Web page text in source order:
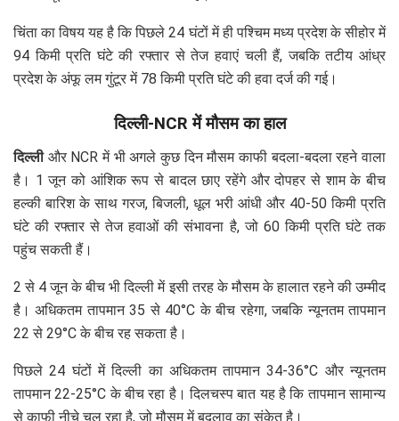
चिंता का विषय यह है कि पिछले 24 घंटों में ही पश्चिम मध्य प्रदेश के सीहोर में
94 किमी प्रति घंटे की रफ्तार से तेज हवाएं चली हैं, जबकि तटीय आंध्र
प्रदेश के अंफू लम गुंटूर में 78 किमी प्रति घंटे की हवा दर्ज की गई।
दिल्ली-NCR में मौसम का हाल
दिल्लीऔर NCR में भी अगले कुछ दिन मौसम काफी बदला-बदला रहने वाला
है। 1 जून को आंशिक रूप से बादल छाए रहेंगे और दोपहर से शाम के बीच
हल्की बारिश के साथ गरज, बिजली, धूल भरी आंधी और 40-50 किमी प्रति
घंटे की रफ्तार से तेज हवाओं की संभावना है, जो 60 किमी प्रति घंटे तक
पहुंच सकती हैं।
2 से 4 जून के बीच भी दिल्ली में इसी तरह के मौसम के हालात रहने की उम्मीद
है। अधिकतम तापमान 35 से 40°C के बीच रहेगा, जबकि न्यूनतम तापमान
22 से 29°C के बीच रह सकता है।
पिछले 24 घंटों में दिल्ली का अधिकतम तापमान 34-36°C और न्यूनतम
तापमान 22-25°C के बीच रहा है। दिलचस्प बात यह है कि तापमान सामान्य
से काफी नीचे चल रहा है, जो मौसम में बदलाव का संकेत है।